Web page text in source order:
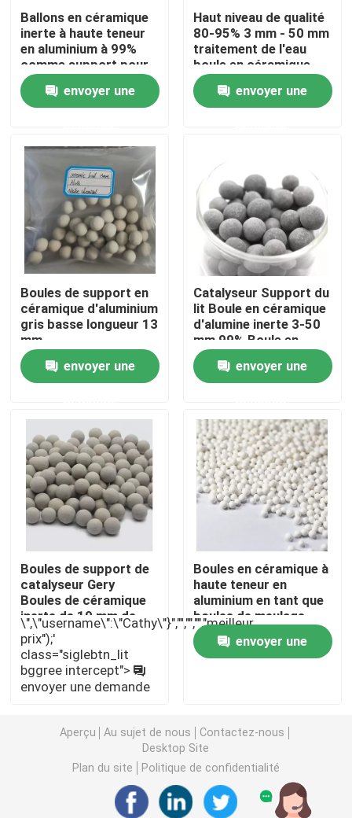
À la maison
Produits
Vidéos
À propos de nous
Visite de l'usine
Contrôle de la qualité
Nous contacter
Demandez un devis
Zéolite à tamis moléculaire
carbonate de lithium
Alumine activée
Emballage aléatoire en colonne
garniture de tour structurée
internals de colonne de distillation
Boule en céramique d'alumine
Ballons en céramique
inerte à haute teneur
en aluminium à 99%
comme support pour
le catalyseur
envoyer une
Haut niveau de qualité
80-95% 3 mm - 50 mm
traitement de l'eau
boule en céramique
d'aluminium inerte
envoyer une
Boules de support en
céramique d'aluminium
gris basse longueur 13
mm
envoyer une
Catalyseur Support du
lit Boule en céramique
d'alumine inerte 3-50
mm 99% Boule en
alumine inerte
envoyer une
Boules de support de
catalyseur Gery
Boules de céramique
inerte de 19 mm de
diamètre
\",\"username\":\"Cathy\"}","","","","meilleur
prix");'
class="siglebtn_lit
bggree intercept">
envoyer une demande
Boules en céramique à
haute teneur en
aluminium en tant que
boules de meulage
hybrides roulements à
billes en céramique
envoyer une
Aperçu Au sujet de nous
Contactez-nous
Desktop Site
Plan du site
Politique de confidentialité